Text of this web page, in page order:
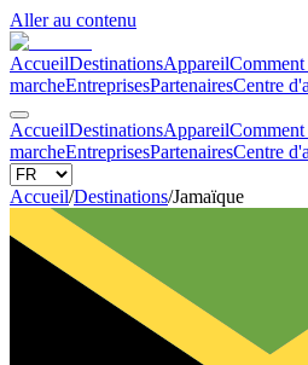
Aller au contenu
AccueilDestinationsAppareilComment
marcheEntreprisesPartenairesCentre
AccueilDestinationsAppareilComment
marcheEntreprisesPartenairesCentre
Accueil/Destinations/Jamaïque